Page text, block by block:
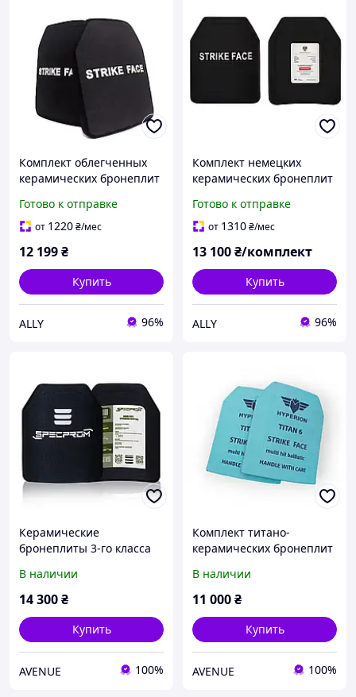
Комплект облегченных
керамических бронеплит
NIJ IV 0101.06 3,7 кг
Готово к отправке
от 1220₴/мес
12 199₴
Купить
ALLY 96%
Комплект немецких
керамических бронеплит
0101.06 Мedium 2,7 кг
Готово к отправке
от 1310₴/мес
13 100₴/комплект
Купить
ALLY 96%
Керамические
бронеплиты 3-го класса
25х30
В наличии
14 300₴
Купить
AVENUE 100%
Комплект титано-
керамических бронеплит
ДСТУ (25×30 см, 3,3 кг/
плита)
В наличии
11 000₴
Купить
AVENUE 100%